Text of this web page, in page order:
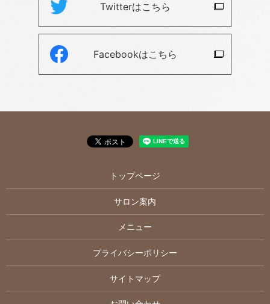
Twitterはこちら
Facebookはこちら
トップページ
サロン案内
メニュー
プライバシーポリシー
サイトマップ